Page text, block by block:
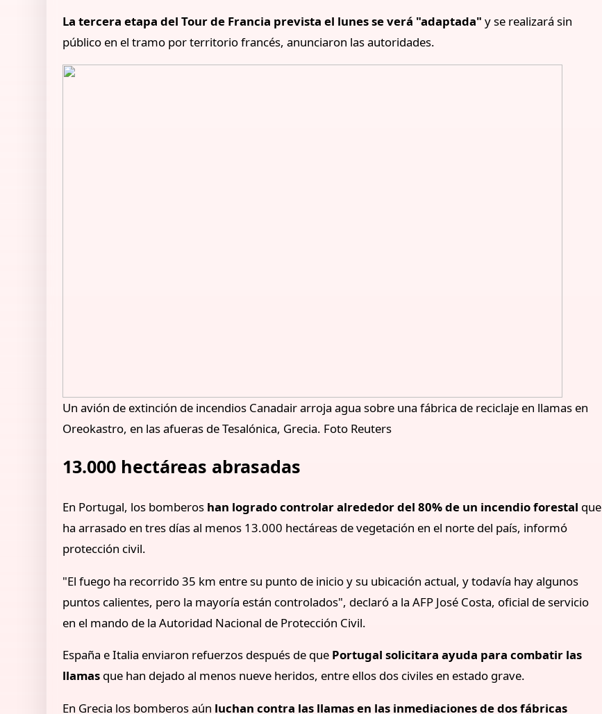
La tercera etapa del Tour de Francia prevista el lunes se verá "adaptada" y se realizará sin
público en el tramo por territorio francés, anunciaron las autoridades.
Un avión de extinción de incendios Canadair arroja agua sobre una fábrica de reciclaje en llamas en
Oreokastro, en las afueras de Tesalónica, Grecia. Foto Reuters
13.000 hectáreas abrasadas
En Portugal, los bomberos han logrado controlar alrededor del 80% de un incendio forestal que
ha arrasado en tres días al menos 13.000 hectáreas de vegetación en el norte del país, informó
protección civil.
"El fuego ha recorrido 35 km entre su punto de inicio y su ubicación actual, y todavía hay algunos
puntos calientes, pero la mayoría están controlados", declaró a la AFP José Costa, oficial de servicio
en el mando de la Autoridad Nacional de Protección Civil.
España e Italia enviaron refuerzos después de que Portugal solicitara ayuda para combatir las
llamas que han dejado al menos nueve heridos, entre ellos dos civiles en estado grave.
En Grecia los bomberos aún luchan contra las llamas en las inmediaciones de dos fábricas